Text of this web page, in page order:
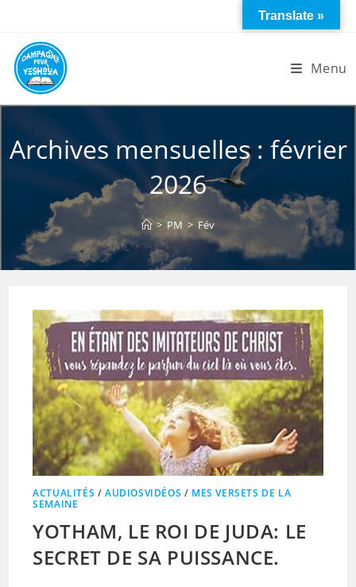
content
Menu
Archives mensuelles : février
2026
> PM > Fév
ACTUALITÉS /AUDIOSVIDÉOS / MES VERSETS DE LA
SEMAINE
YOTHAM, LE ROI DE JUDA: LE
SECRET DE SA PUISSANCE.
Translate »